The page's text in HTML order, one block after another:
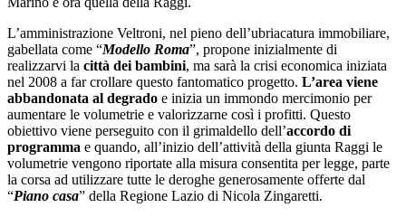
L’amministrazione Veltroni, nel pieno dell’ubriacatura immobiliare,
gabellata come “Modello Roma”, propone inizialmente di
realizzarvi la città dei bambini, ma sarà la crisi economica iniziata
nel 2008 a far crollare questo fantomatico progetto. L’area viene
abbandonata al degrado e inizia un immondo mercimonio per
aumentare le volumetrie e valorizzarne così i profitti. Questo
obiettivo viene perseguito con il grimaldello dell’accordo di
programma e quando, all’inizio dell’attività della giunta Raggi le
volumetrie vengono riportate alla misura consentita per legge, parte
la corsa ad utilizzare tutte le deroghe generosamente offerte dal
“Piano casa” della Regione Lazio di Nicola Zingaretti.